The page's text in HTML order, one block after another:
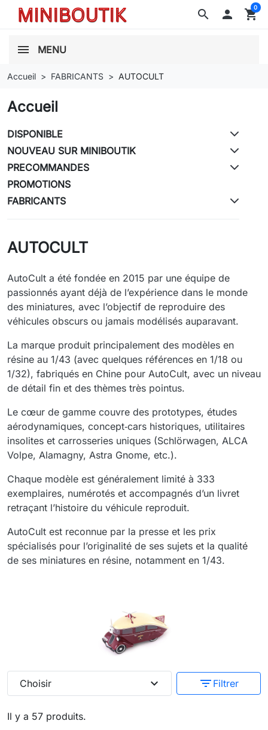
search  shopping_cart
0
MENU
Accueil FABRICANTS AUTOCULT
Accueil
DISPONIBLE
NOUVEAU SUR MINIBOUTIK
PRECOMMANDES
PROMOTIONS
FABRICANTS
AUTOCULT
AutoCult a été fondée en 2015 par une équipe de
passionnés ayant déjà de l’expérience dans le monde
des miniatures, avec l’objectif de reproduire des
véhicules obscurs ou jamais modélisés auparavant.
​La marque produit principalement des modèles en
résine au 1/43 (avec quelques références en 1/18 ou
1/32), fabriqués en Chine pour AutoCult, avec un niveau
de détail fin et des thèmes très pointus.
​Le cœur de gamme couvre des prototypes, études
aérodynamiques, concept‑cars historiques, utilitaires
insolites et carrosseries uniques (Schlörwagen, ALCA
Volpe, Alamagny, Astra Gnome, etc.).
​Chaque modèle est généralement limité à 333
exemplaires, numérotés et accompagnés d’un livret
retraçant l’histoire du véhicule reproduit.
AutoCult est reconnue par la presse et les prix
spécialisés pour l’originalité de ses sujets et la qualité
de ses miniatures en résine, notamment en 1/43.
Il y a 57 produits.
Choisir expand_more filter_list Filtrer